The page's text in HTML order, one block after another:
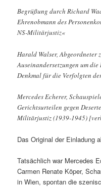
Begrüßung durch Richard
Ehrenobmann des
NS-Militärjustiz«
Harald Walser, Abgeordneter
Auseinandersetzungen um
Denkmal für die Verfolgten
Mercedes Echerer,
Gerichtsurteilen gegen
Militärjustiz (1939-1945)
Das Original der Einladung
Tatsächlich war Mercedes
Carmen Renate Köper,
in Wien, spontan die